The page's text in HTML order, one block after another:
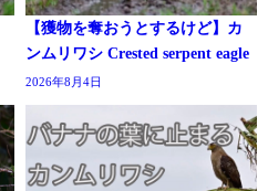
【獲物を奪おうとするけど】カ
ンムリワシ Crested serpent eagle
2026年8月4日